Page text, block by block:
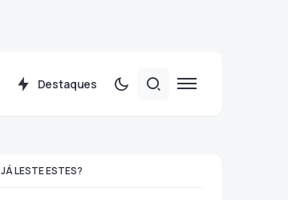
Destaques
JÁ LESTE ESTES?